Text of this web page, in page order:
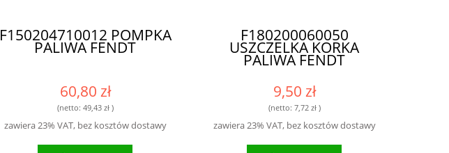
F150204710012 POMPKA
PALIWA FENDT
60,80 zł
(netto: 49,43 zł)
zawiera 23% VAT, bez kosztów dostawy
F180200060050
USZCZELKA KORKA
PALIWA FENDT
9,50 zł
(netto: 7,72 zł)
zawiera 23% VAT, bez kosztów dostawy